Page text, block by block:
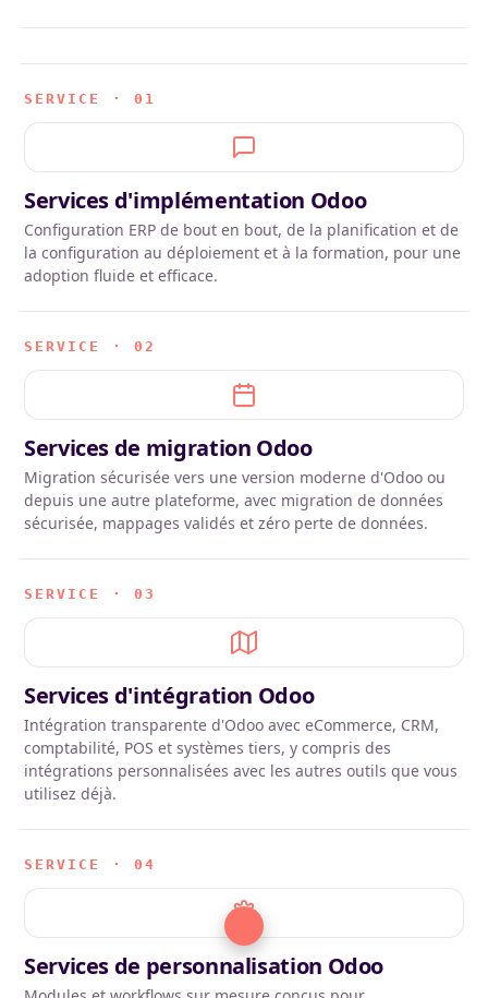
SERVICE · 01
Services d'implémentation Odoo
Configuration ERP de bout en bout, de la planification et de
la configuration au déploiement et à la formation, pour une
adoption fluide et efficace.
SERVICE · 02
Services de migration Odoo
Migration sécurisée vers une version moderne d'Odoo ou
depuis une autre plateforme, avec migration de données
sécurisée, mappages validés et zéro perte de données.
SERVICE · 03
Services d'intégration Odoo
Intégration transparente d'Odoo avec eCommerce, CRM,
comptabilité, POS et systèmes tiers, y compris des
intégrations personnalisées avec les autres outils que vous
utilisez déjà.
SERVICE · 04
Services de personnalisation Odoo